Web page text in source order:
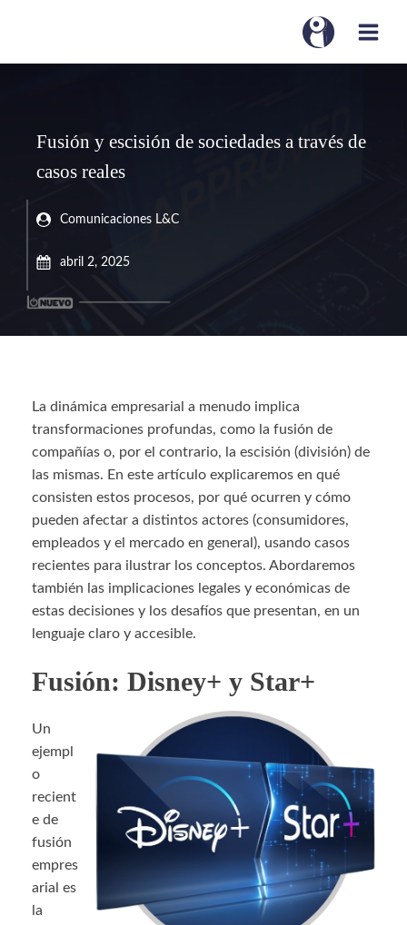
Fusión y escisión de sociedades a través de
casos reales
Comunicaciones L&C
abril 2, 2025
La dinámica empresarial a menudo implica
transformaciones profundas, como la fusión de
compañías o, por el contrario, la escisión (división) de
las mismas. En este artículo explicaremos en qué
consisten estos procesos, por qué ocurren y cómo
pueden afectar a distintos actores (consumidores,
empleados y el mercado en general), usando casos
recientes para ilustrar los conceptos. Abordaremos
también las implicaciones legales y económicas de
estas decisiones y los desafíos que presentan, en un
lenguaje claro y accesible.
Fusión: Disney+ y Star+
Un
ejempl
o
recient
e de
fusión
empres
arial es
la